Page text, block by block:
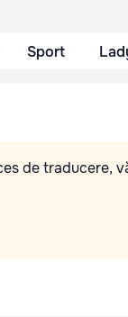
Sport
de traducere,